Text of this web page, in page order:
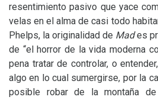
resentimiento pasivo que yace
velas en el alma de casi todo
Phelps, la originalidad de Mades
de “el horror de la vida moderna
pena tratar de controlar, o
algo en lo cual sumergirse, por la
posible robar de la montaña de